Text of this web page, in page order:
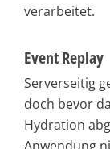
verarbeitet.
Event Replay
Serverseitig
doch bevor
Hydration